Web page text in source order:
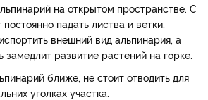
на открытом пространстве. С
падать листва и ветки,
внешний вид альпинария, а
замедлит развитие растений на горке.
ближе, не стоит отводить для
уголках участка.